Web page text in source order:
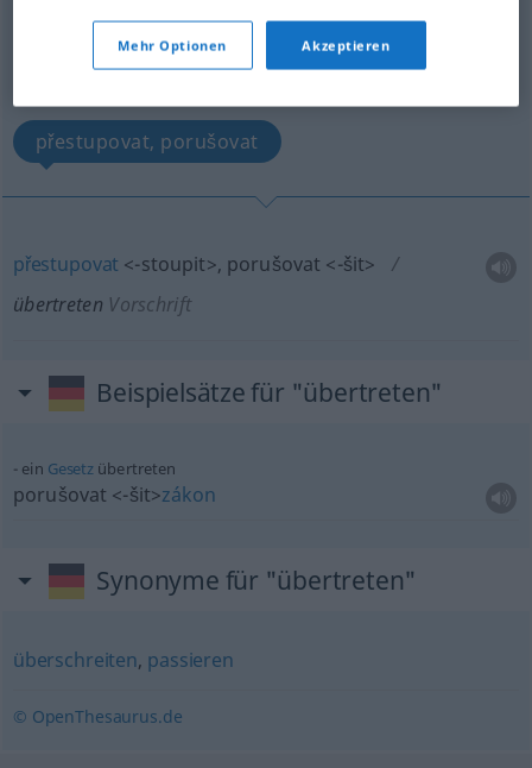
übertreten <irrohnege;haben>
Übersicht aller Übersetzungen
přestupovat, porušovat
přestupovat <-stoupit>, porušovat <-šit>
übertreten Vorschrift
Beispielsätze für "übertreten"
ein Gesetz übertreten
porušovat <-šit>zákon
Synonyme für "übertreten"
überschreiten, passieren
© OpenThesaurus.de
Mehr Optionen Akzeptieren